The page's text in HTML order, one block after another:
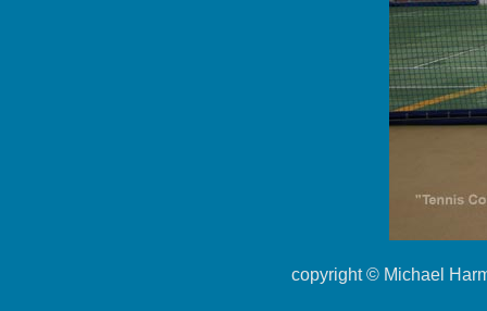
copyright © Michael